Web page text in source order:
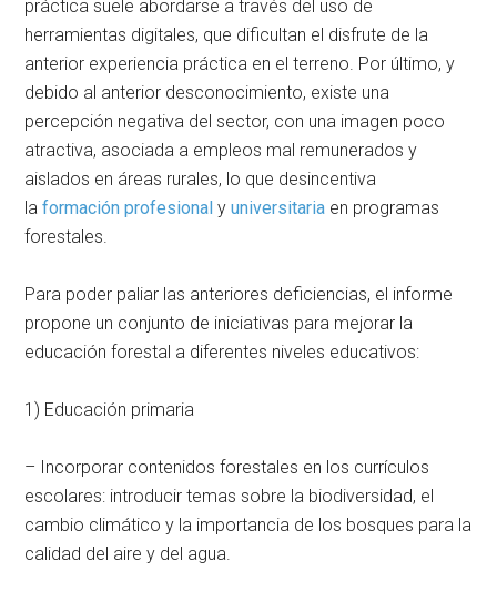
práctica suele abordarse a través del uso de
herramientas digitales, que dificultan el disfrute de la
anterior experiencia práctica en el terreno. Por último, y
debido al anterior desconocimiento, existe una
percepción negativa del sector, con una imagen poco
atractiva, asociada a empleos mal remunerados y
aislados en áreas rurales, lo que desincentiva
laformación profesional yuniversitaria en programas
forestales.
Para poder paliar las anteriores deficiencias, el informe
propone un conjunto de iniciativas para mejorar la
educación forestal a diferentes niveles educativos:
1) Educación primaria
– Incorporar contenidos forestales en los currículos
escolares: introducir temas sobre la biodiversidad, el
cambio climático y la importancia de los bosques para la
calidad del aire y del agua.